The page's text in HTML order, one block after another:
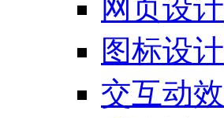
网页设计
图标设计
交互动效